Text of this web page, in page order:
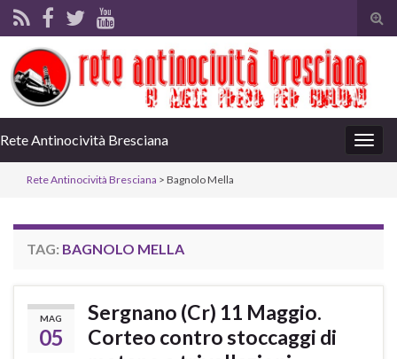
Rete Antinocività Bresciana
Rete Antinocività Bresciana > Bagnolo Mella
TAG: BAGNOLO MELLA
MAG
05
Sergnano (Cr) 11 Maggio.
Corteo contro stoccaggi di